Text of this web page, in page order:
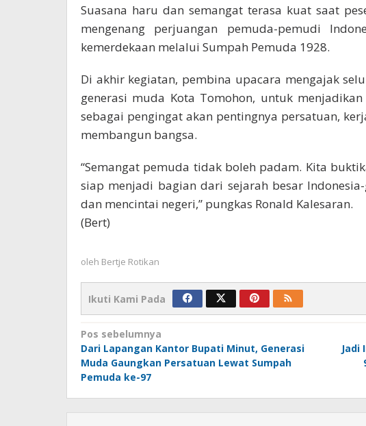
Suasana haru dan semangat terasa kuat saat
mengenang perjuangan pemuda-pemudi
kemerdekaan melalui Sumpah Pemuda 1928.
Di akhir kegiatan, pembina upacara mengajak
generasi muda Kota Tomohon, untuk
sebagai pengingat akan pentingnya persatuan,
membangun bangsa.
“Semangat pemuda tidak boleh padam. Kita
siap menjadi bagian dari sejarah besar
dan mencintai negeri,” pungkas Ronald Kalesaran.
(Bert)
oleh Bertje Rotikan
Ikuti Kami Pada
Navigasi
pos
Pos sebelumnya
Dari Lapangan Kantor Bupati Minut, Generasi
Muda Gaungkan Persatuan Lewat Sumpah
Pemuda ke-97
Jadi